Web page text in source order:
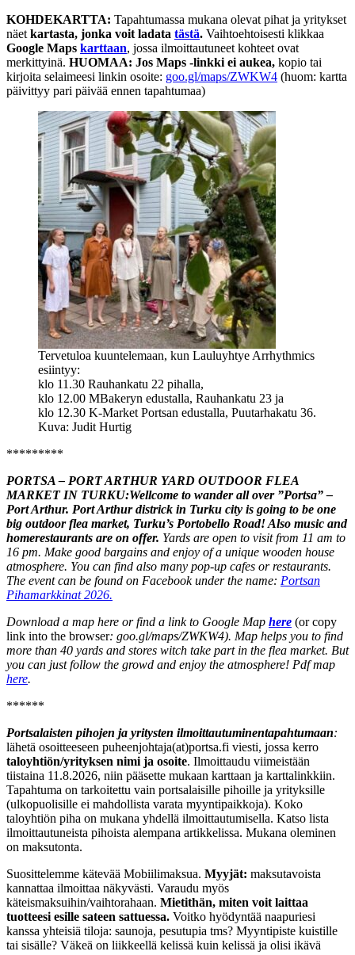
KOHDEKARTTA: Tapahtumassa mukana olevat pihat ja yritykset
näet kartasta, jonka voit ladata tästä. Vaihtoehtoisesti klikkaa
Google Maps karttaan, jossa ilmoittautuneet kohteet ovat
merkittyinä. HUOMAA: Jos Maps -linkki ei aukea, kopio tai
kirjoita selaimeesi linkin osoite: goo.gl/maps/ZWKW4 (huom: kartta
päivittyy pari päivää ennen tapahtumaa)
Tervetuloa kuuntelemaan, kun Lauluyhtye Arrhythmics
esiintyy:
klo 11.30 Rauhankatu 22 pihalla,
klo 12.00 MBakeryn edustalla, Rauhankatu 23 ja
klo 12.30 K-Market Portsan edustalla, Puutarhakatu 36.
Kuva: Judit Hurtig
*********
PORTSA – PORT ARTHUR YARD OUTDOOR FLEA
MARKET IN TURKU:Wellcome to wander all over ”Portsa” –
Port Arthur. Port Arthur districk in Turku city is going to be one
big outdoor flea market, Turku’s Portobello Road! Also music and
homerestaurants are on offer. Yards are open to visit from 11 am to
16 pm. Make good bargains and enjoy of a unique wooden house
atmosphere. You can find also many pop-up cafes or restaurants.
The event can be found on Facebook under the name: Portsan
Pihamarkkinat 2026.
Download a map here or find a link to Google Map here (or copy
link into the browser: goo.gl/maps/ZWKW4). Map helps you to find
more than 40 yards and stores witch take part in the flea market. But
you can just follow the growd and enjoy the atmosphere! Pdf map
here.
******
Portsalaisten pihojen ja yritysten ilmoittautuminentapahtumaan:
lähetä osoitteeseen puheenjohtaja(at)portsa.fi viesti, jossa kerro
taloyhtiön/yrityksen nimi ja osoite. Ilmoittaudu viimeistään
tiistaina 11.8.2026, niin pääsette mukaan karttaan ja karttalinkkiin.
Tapahtuma on tarkoitettu vain portsalaisille pihoille ja yrityksille
(ulkopuolisille ei mahdollista varata myyntipaikkoja). Koko
taloyhtiön piha on mukana yhdellä ilmoittautumisella. Katso lista
ilmoittautuneista pihoista alempana artikkelissa. Mukana oleminen
on maksutonta.
Suosittelemme kätevää Mobiilimaksua. Myyjät: maksutavoista
kannattaa ilmoittaa näkyvästi. Varaudu myös
käteismaksuihin/vaihtorahaan. Mietithän, miten voit laittaa
tuotteesi esille sateen sattuessa. Voitko hyödyntää naapuriesi
kanssa yhteisiä tiloja: saunoja, pesutupia tms? Myyntipiste kuistille
tai sisälle? Väkeä on liikkeellä kelissä kuin kelissä ja olisi ikävä